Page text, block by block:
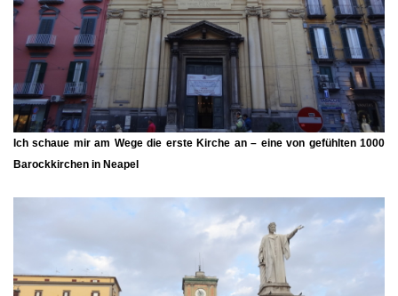
Ich schaue mir am Wege die erste Kirche an – eine von gefühlten 1000
Barockkirchen in Neapel